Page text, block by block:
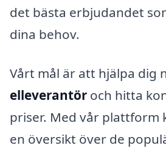
det bästa erbjudandet
dina behov.
Vårt mål är att hjälpa dig
elleverantör och hitta
priser. Med vår plattform
en översikt över de